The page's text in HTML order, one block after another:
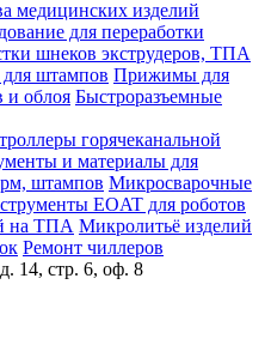
медицинских изделий
для переработки
шнеков экструдеров, ТПА
штампов Прижимы для
и облоя Быстроразъемные
горячеканальной
и материалы для
штампов Микросварочные
EOAT для роботов
на ТПА Микролитьё изделий
Ремонт чиллеров
14, стр. 6, оф. 8